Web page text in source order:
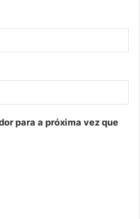
para a próxima vez que